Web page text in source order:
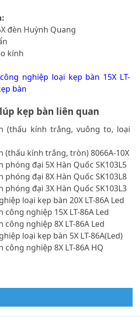
đèn Huỳnh Quang
kính
nghiệp loại kẹp bàn 15X LT-
bàn
kẹp bàn liên quan
(thấu kính trắng, vuông to, loại
(thấu kính trắng, tròn) 8066A-10X
phóng đại 5X Hàn Quốc SK103L5
phóng đại 8X Hàn Quốc SK103L8
phóng đại 3X Hàn Quốc SK103L3
loại kẹp bàn 20X LT-86A Led
công nghiệp 15X LT-86A Led
công nghiệp 8X LT-86A Led
loại kẹp bàn 5X LT-86A(Led)
công nghiệp 8X LT-86A HQ